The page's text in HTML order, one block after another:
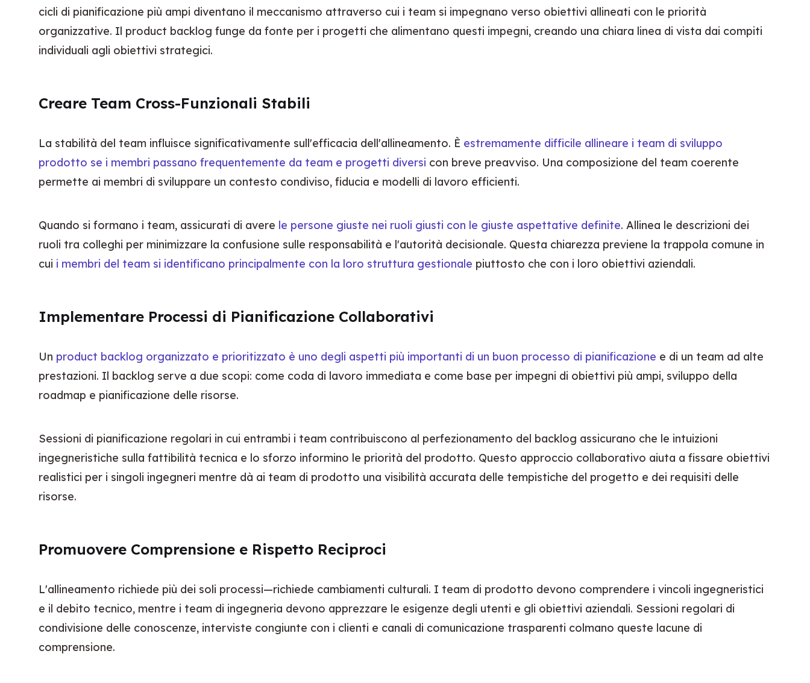
cicli di pianificazione più ampi diventano il meccanismo attraverso cui i team si impegnano verso obiettivi allineati con le priorità
organizzative. Il product backlog funge da fonte per i progetti che alimentano questi impegni, creando una chiara linea di vista dai compiti
individuali agli obiettivi strategici.
Creare Team Cross-Funzionali Stabili
La stabilità del team influisce significativamente sull'efficacia dell'allineamento. È estremamente difficile allineare i team di sviluppo
prodotto se i membri passano frequentemente da team e progetti diversi con breve preavviso. Una composizione del team coerente
permette ai membri di sviluppare un contesto condiviso, fiducia e modelli di lavoro efficienti.
Quando si formano i team, assicurati di avere le persone giuste nei ruoli giusti con le giuste aspettative definite. Allinea le descrizioni dei
ruoli tra colleghi per minimizzare la confusione sulle responsabilità e l'autorità decisionale. Questa chiarezza previene la trappola comune in
cui i membri del team si identificano principalmente con la loro struttura gestionale piuttosto che con i loro obiettivi aziendali.
Implementare Processi di Pianificazione Collaborativi
Un product backlog organizzato e prioritizzato è uno degli aspetti più importanti di un buon processo di pianificazione e di un team ad alte
prestazioni. Il backlog serve a due scopi: come coda di lavoro immediata e come base per impegni di obiettivi più ampi, sviluppo della
roadmap e pianificazione delle risorse.
Sessioni di pianificazione regolari in cui entrambi i team contribuiscono al perfezionamento del backlog assicurano che le intuizioni
ingegneristiche sulla fattibilità tecnica e lo sforzo informino le priorità del prodotto. Questo approccio collaborativo aiuta a fissare obiettivi
realistici per i singoli ingegneri mentre dà ai team di prodotto una visibilità accurata delle tempistiche del progetto e dei requisiti delle
risorse.
Promuovere Comprensione e Rispetto Reciproci
L'allineamento richiede più dei soli processi—richiede cambiamenti culturali. I team di prodotto devono comprendere i vincoli ingegneristici
e il debito tecnico, mentre i team di ingegneria devono apprezzare le esigenze degli utenti e gli obiettivi aziendali. Sessioni regolari di
condivisione delle conoscenze, interviste congiunte con i clienti e canali di comunicazione trasparenti colmano queste lacune di
comprensione.